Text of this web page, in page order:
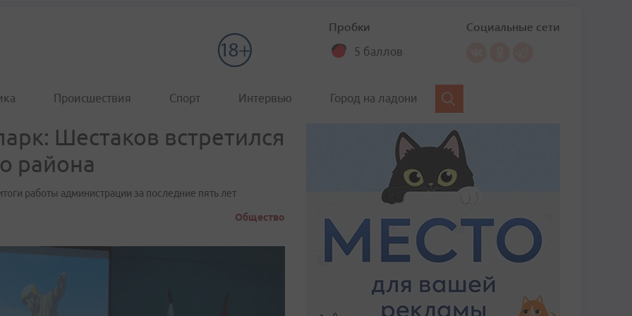
Пробки
5 баллов
Социальные сети
Происшествия Спорт Интервью Город на ладони
Шестаков встретился
района
работы администрации за последние пять лет
Общество